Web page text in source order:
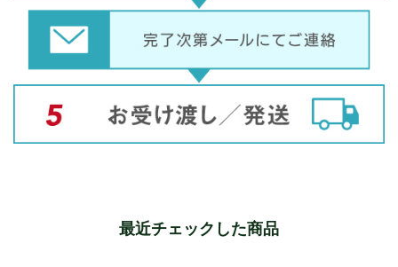
最近チェックした商品